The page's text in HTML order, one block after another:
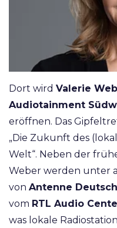
Dort wird Valerie
Audiotainment
eröffnen. Das
„Die Zukunft des
Welt“. Neben der
Weber werden unter
von Antenne
vom RTL Audio
was lokale